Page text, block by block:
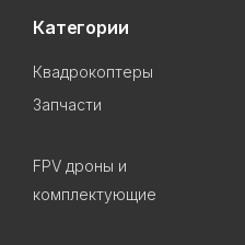
Категории
Квадрокоптеры
Запчасти
FPV дроны и
комплектующие